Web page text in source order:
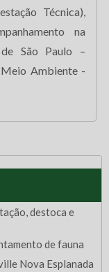
Técnica),
na
São Paulo –
Ambiente -
destoca e
de fauna
Nova Esplanada